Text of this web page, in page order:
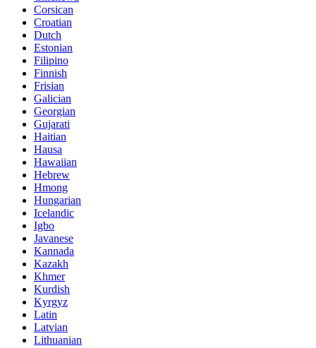
Corsican
Croatian
Dutch
Estonian
Filipino
Finnish
Frisian
Galician
Georgian
Gujarati
Haitian
Hausa
Hawaiian
Hebrew
Hmong
Hungarian
Icelandic
Igbo
Javanese
Kannada
Kazakh
Khmer
Kurdish
Kyrgyz
Latin
Latvian
Lithuanian